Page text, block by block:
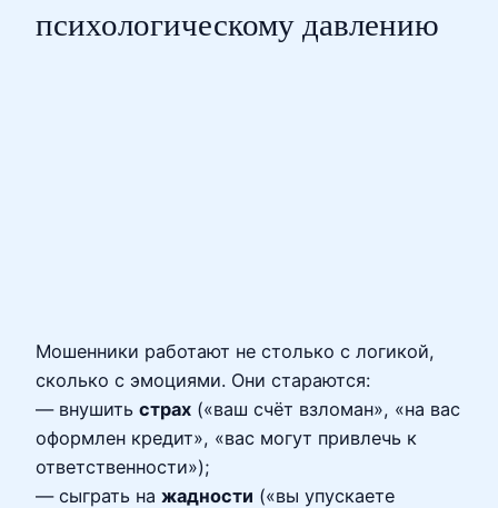
психологическому давлению
Мошенники работают не столько с логикой,
сколько с эмоциями. Они стараются:
— внушить страх («ваш счёт взломан», «на вас
оформлен кредит», «вас могут привлечь к
ответственности»);
— сыграть на жадности («вы упускаете